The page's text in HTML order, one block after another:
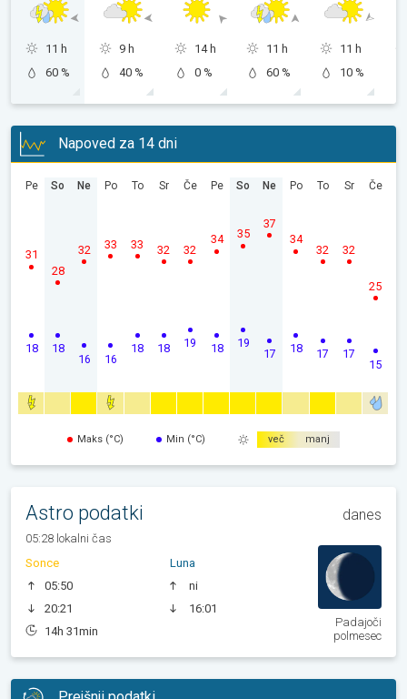
11 h
60 %
9 h
40 %
14 h
0 %
11 h
60 %
11 h
10 %
Napoved za 14 dni
Pe
18
31
So
18
28
Ne
16
32
Po
16
33
To
18
33
Sr
18
32
Če
19
32
Pe
18
34
So
19
35
Ne
17
37
Po
18
34
To
17
32
Sr
17
32
Če
15
25
Maks (°C) Min (°C) več manj
Astro podatki danes
05:28 lokalni čas
Sonce
05:50
20:21
14h 31min
Luna
ni
16:01
Padajoči
polmesec